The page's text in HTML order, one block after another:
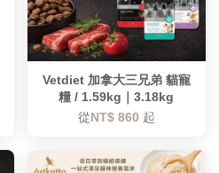
Vetdiet 加拿大三兄弟 貓寵
糧 / 1.59kg｜3.18kg
從NT$ 860 起